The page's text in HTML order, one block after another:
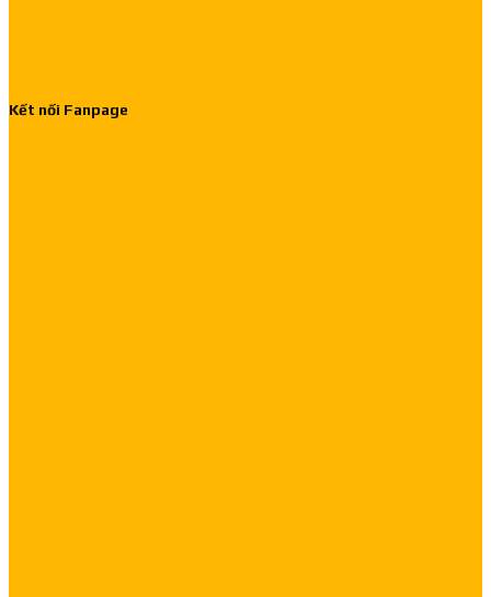
Kết nối Fanpage